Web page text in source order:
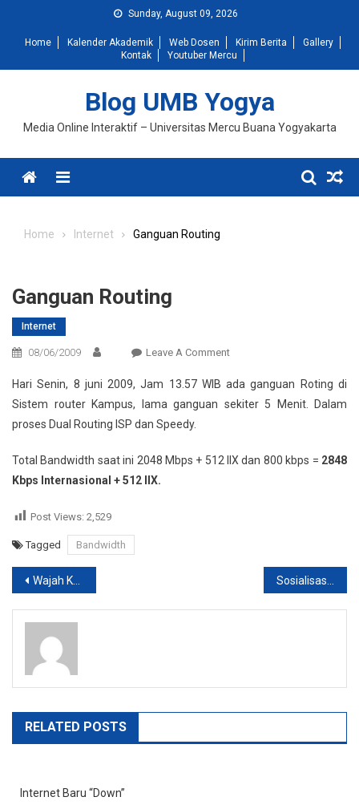
content
Sunday, August 09, 2026
Home Kalender Akademik Web Dosen Kirim Berita
Gallery
Kontak
Youtuber Mercu
Blog UMB Yogya
Media Online Interaktif – Universitas Mercu Buana Yogyakarta
Menu
Home Internet Ganguan Routing
Ganguan Routing
Internet
08/06/2009 Leave A CommentOn
Routing
Hari Senin, 8 juni 2009, Jam 13.57 WIB ada ganguan Roting di
Sistem router Kampus, lama ganguan sekiter 5 Menit. Dalam
proses Dual Routing ISP dan Speedy.
Total Bandwidth saat ini 2048 Mbps + 512 IIX dan 800 kbps = 2848
Kbps Internasional + 512 IIX.
Post Views: 2,529
Tagged Bandwidth
Post
navigation
Wajah Kampus 2 “Jembatan Merah”
RELATED POSTS
Internet Baru “down”